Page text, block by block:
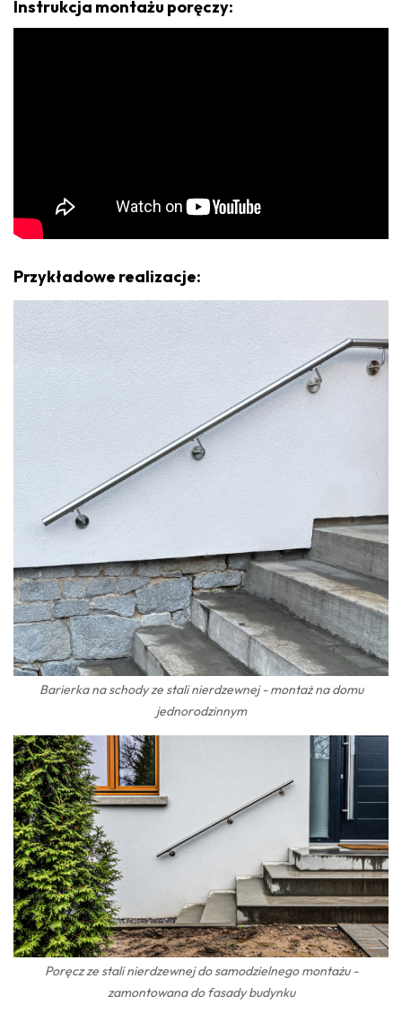
Instrukcja montażu poręczy:
Przykładowe realizacje:
Barierka na schody ze stali nierdzewnej - montaż na domu
jednorodzinnym
Poręcz ze stali nierdzewnej do samodzielnego montażu -
zamontowana do fasady budynku